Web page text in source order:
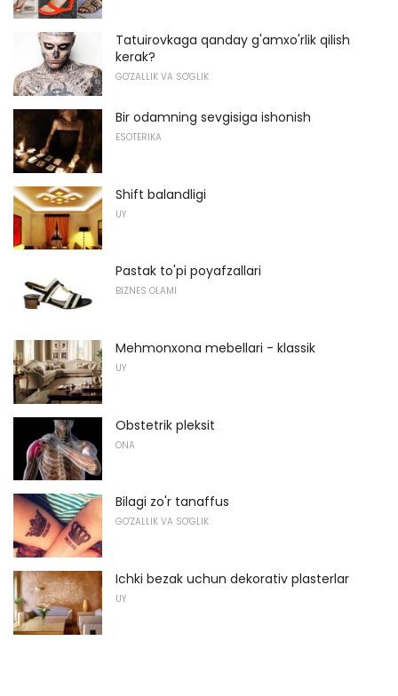
Tatuirovkaga qanday g'amxo'rlik qilish
kerak?
GO'ZALLIK VA SO'GLIK
Bir odamning sevgisiga ishonish
ESOTERIKA
Shift balandligi
UY
Pastak to'pi poyafzallari
BIZNES OLAMI
Mehmonxona mebellari - klassik
UY
Obstetrik pleksit
ONA
Bilagi zo'r tanaffus
GO'ZALLIK VA SO'GLIK
Ichki bezak uchun dekorativ plasterlar
UY